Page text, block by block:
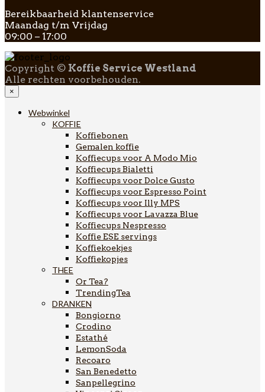
Bereikbaarheid klantenservice
Maandag t/m Vrijdag
09:00 – 17:00
Copyright © Koffie Service Westland
Alle rechten voorbehouden.
×
Webwinkel
KOFFIE
Koffiebonen
Gemalen koffie
Koffiecups voor A Modo Mio
Koffiecups Bialetti
Koffiecups voor Dolce Gusto
Koffiecups voor Espresso Point
Koffiecups voor Illy MPS
Koffiecups voor Lavazza Blue
Koffiecups Nespresso
Koffie ESE servings
Koffiekoekjes
Koffiekopjes
THEE
Or Tea?
TrendingTea
DRANKEN
Bongiorno
Crodino
Estathé
LemonSoda
Recoaro
San Benedetto
Sanpellegrino